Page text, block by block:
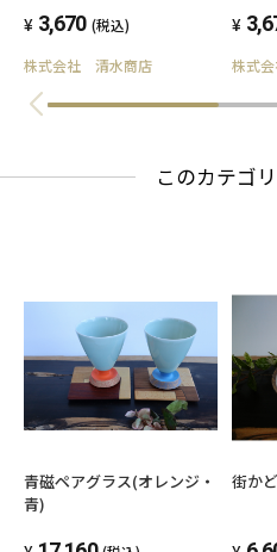
3,670 (税込)
株式会社 清水商店
株式
このカテゴ
青磁ペアグラス(オレンジ・
青)
街か